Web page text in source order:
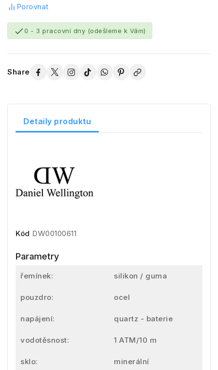
Porovnat
0 - 3 pracovní dny (odešleme k Vám)
Share
Detaily produktu
Kód DW00100611
Parametry
řemínek: silikon / guma
pouzdro: ocel
napájení: quartz - baterie
vodotěsnost: 1 ATM/10 m
sklo: minerální